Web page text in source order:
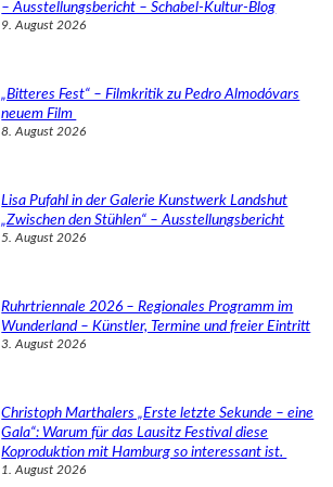
– Ausstellungsbericht – Schabel-Kultur-Blog
9. August 2026
„Bitteres Fest“ – Filmkritik zu Pedro Almodóvars
neuem Film
8. August 2026
Lisa Pufahl in der Galerie Kunstwerk Landshut
„Zwischen den Stühlen“ – Ausstellungsbericht
5. August 2026
Ruhrtriennale 2026 – Regionales Programm im
Wunderland – Künstler, Termine und freier Eintritt
3. August 2026
Christoph Marthalers „Erste letzte Sekunde – eine
Gala“: Warum für das Lausitz Festival diese
Koproduktion mit Hamburg so interessant ist.
1. August 2026